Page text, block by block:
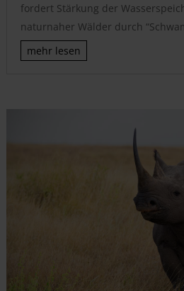
fordert Stärkung der
naturnaher Wälder durch
mehr lesen